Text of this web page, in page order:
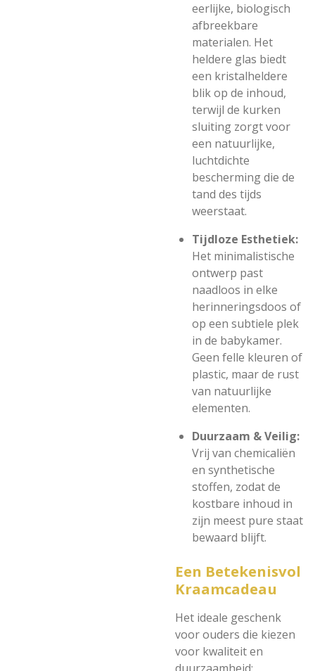
eerlijke, biologisch
afbreekbare
materialen. Het
heldere glas biedt
een kristalheldere
blik op de inhoud,
terwijl de kurken
sluiting zorgt voor
een natuurlijke,
luchtdichte
bescherming die de
tand des tijds
weerstaat.
Tijdloze Esthetiek:
Het minimalistische
ontwerp past
naadloos in elke
herinneringsdoos of
op een subtiele plek
in de babykamer.
Geen felle kleuren of
plastic, maar de rust
van natuurlijke
elementen.
Duurzaam & Veilig:
Vrij van chemicaliën
en synthetische
stoffen, zodat de
kostbare inhoud in
zijn meest pure staat
bewaard blijft.
Een Betekenisvol
Kraamcadeau
Het ideale geschenk
voor ouders die kiezen
voor kwaliteit en